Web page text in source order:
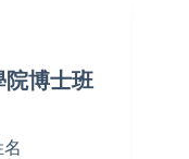
院博士班